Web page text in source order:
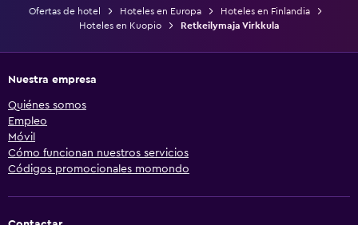
Ofertas de hotel Hoteles en Europa
Hoteles en Finlandia
Hoteles en Kuopio
Retkeilymaja Virkkula
Nuestra empresa
Quiénes somos
Empleo
Móvil
Cómo funcionan nuestros servicios
Códigos promocionales momondo